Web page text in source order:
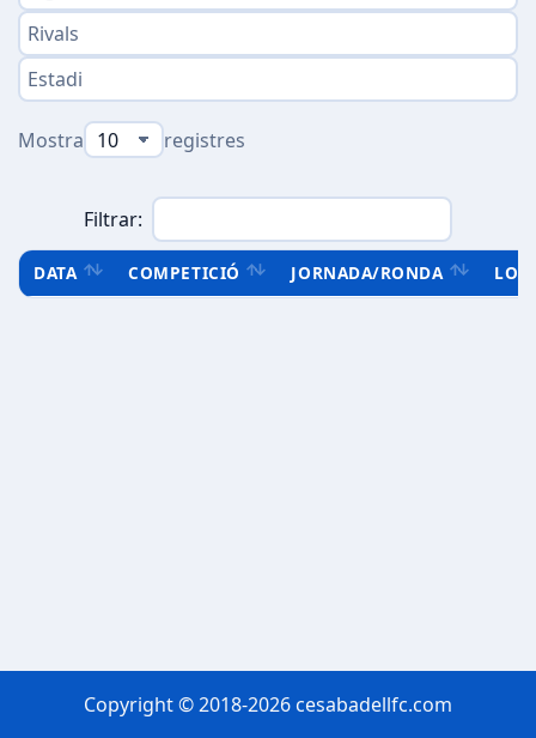
Mostra registres
Filtrar:
DATA COMPETICIÓ JORNADA/RONDA
Copyright © 2018-2026 cesabadellfc.com